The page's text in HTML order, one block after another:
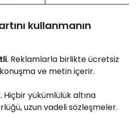
kullanmanın
. Reklamlarla birlikte ücretsiz
konuşma ve metin içerir.
. Hiçbir yükümlülük altına
uzun vadeli sözleşmeler.